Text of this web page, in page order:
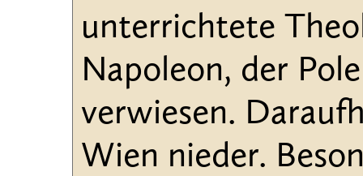
unterrichtete
Napoleon, der
verwiesen.
Wien nieder.